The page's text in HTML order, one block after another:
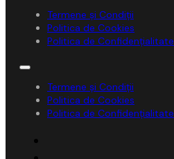
Termene și Condiții
Politica de Cookies
Politica de Confidențialitate
Termene și Condiții
Politica de Cookies
Politica de Confidențialitate